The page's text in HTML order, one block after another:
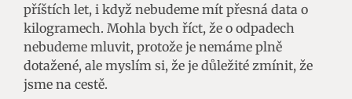
příštích let, i když nebudeme mít přesná data o
kilogramech. Mohla bych říct, že o odpadech
nebudeme mluvit, protože je nemáme plně
dotažené, ale myslím si, že je důležité zmínit, že
jsme na cestě.